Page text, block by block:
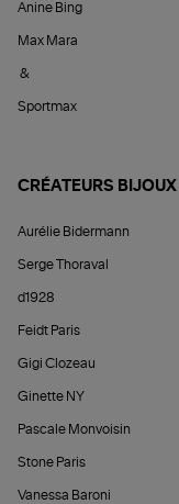
Anine Bing
Max Mara
&
Sportmax
CRÉATEURS BIJOUX
Aurélie Bidermann
Serge Thoraval
d1928
Feidt Paris
Gigi Clozeau
Ginette NY
Pascale Monvoisin
Stone Paris
Vanessa Baroni